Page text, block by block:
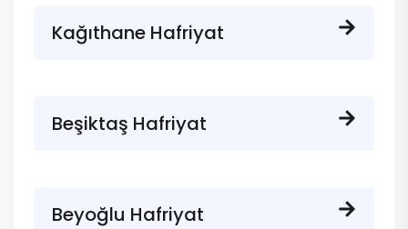
Kağıthane Hafriyat
Beşiktaş Hafriyat
Beyoğlu Hafriyat